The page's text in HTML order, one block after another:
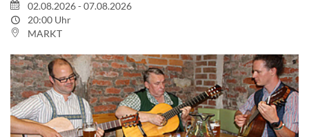
02.08.2026 - 07.08.2026
20:00 Uhr
MARKT